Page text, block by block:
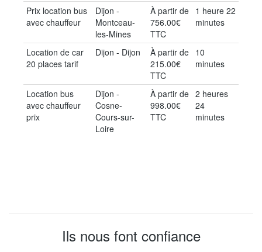
Prix location bus
avec chauffeur
Dijon -
Montceau-
les-Mines
À partir de
756.00€
TTC
1 heure 22
minutes
Location de car
20 places tarif
Dijon - Dijon
À partir de
215.00€
TTC
10
minutes
Location bus
avec chauffeur
prix
Dijon -
Cosne-
Cours-sur-
Loire
À partir de
998.00€
TTC
2 heures
24
minutes
Ils nous font confiance